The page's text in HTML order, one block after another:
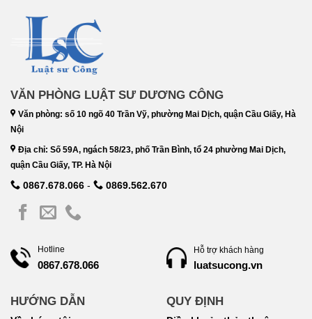
VĂN PHÒNG LUẬT SƯ DƯƠNG CÔNG
Văn phòng: số 10 ngõ 40 Trần Vỹ, phường Mai Dịch, quận Cầu Giấy, Hà
Nội
Địa chỉ: Số 59A, ngách 58/23, phố Trần Bình, tổ 24 phường Mai Dịch,
quận Cầu Giấy, TP. Hà Nội
0867.678.066 - 0869.562.670
Hotline
0867.678.066
HƯỚNG DẪN
Hỗ trợ khách hàng
luatsucong.vn
QUY ĐỊNH